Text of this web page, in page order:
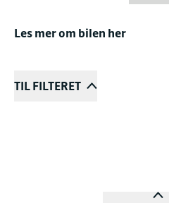
Les mer om bilen her
TIL FILTERET